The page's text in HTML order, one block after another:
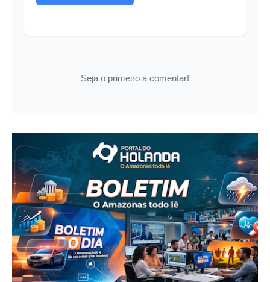
Seja o primeiro a comentar!